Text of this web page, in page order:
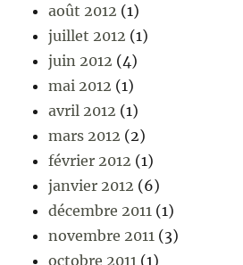
août 2012 (1)
juillet 2012 (1)
juin 2012 (4)
mai 2012 (1)
avril 2012 (1)
mars 2012 (2)
février 2012 (1)
janvier 2012 (6)
décembre 2011 (1)
novembre 2011 (3)
octobre 2011 (1)